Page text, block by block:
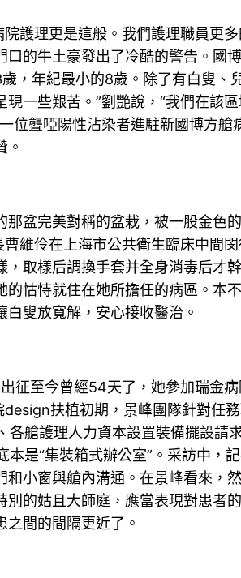
院護理更是這般。我們護理職員
口的牛土豪發出了冷酷的警告。國
，年紀最小的8歲。除了有白叟
一些艱苦。”劉艷說，“我們在該
位聾啞陽性沾染者進駐新國博方
。
那盆完美對稱的盆栽，被一股金色
維伶在上海市公共衛生臨床中間
，取樣后調換手套并全身消毒后才
怙恃就住在她所擔任的病區。本
叟放寬解，安心接收醫治。
征至今曾經54天了，她參加瑞金
扶植初期，景峰團隊針對任
艙護理人力資本設置裝備擺設請
本是“集裝箱式辦公室”。采訪中
和小窗與艙內溝通。在景峰看來，
別的姑且大師庭，應當表現對患
間的間隔更近了。